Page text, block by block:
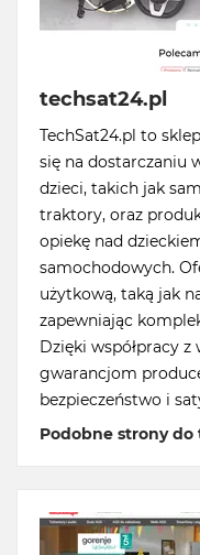
techsat24.pl
TechSat24.pl to
się na dostarczaniu
dzieci, takich jak
traktory, oraz
opiekę nad
samochodowych.
użytkową, taką jak
zapewniając
Dzięki współpracy
gwarancjom
bezpieczeństwo i
Podobne strony do